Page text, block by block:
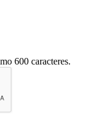
600 caracteres.